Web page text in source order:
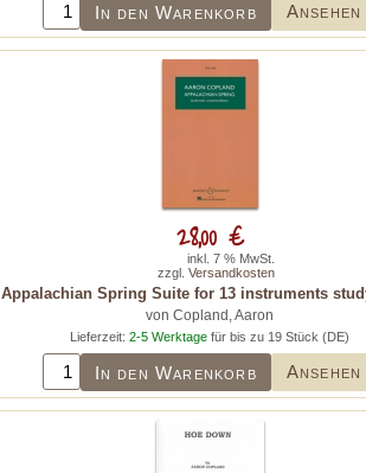
In den Warenkorb Ansehen
Appalachian Spring Suite for 13 instruments
von Copland, Aaron
Lieferzeit: 2-5 Werktage für bis zu 19 Stück (DE)
In den Warenkorb Ansehen
28,00 €
inkl. 7 % MwSt.
zzgl. Versandkosten